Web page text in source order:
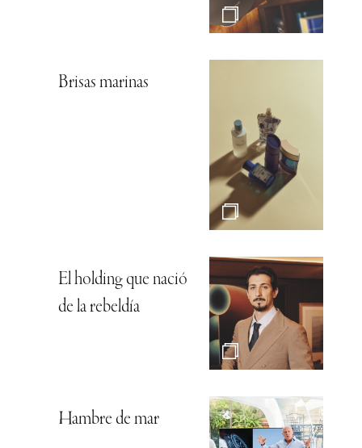
Brisas marinas
El holding que nació
de la rebeldía
Hambre de mar